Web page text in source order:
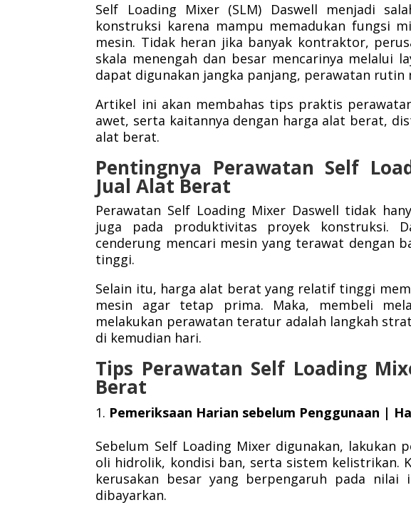
Self Loading Mixer (SLM) Daswell menjadi
konstruksi karena mampu memadukan fungsi
mesin. Tidak heran jika banyak kontraktor,
skala menengah dan besar mencarinya melalui
dapat digunakan jangka panjang, perawatan rutin
Artikel ini akan membahas tips praktis
awet, serta kaitannya dengan harga alat berat,
alat berat.
Pentingnya Perawatan Self
Jual Alat Berat
Perawatan Self Loading Mixer Daswell tidak
juga pada produktivitas proyek konstruksi.
cenderung mencari mesin yang terawat dengan
tinggi.
Selain itu, harga alat berat yang relatif tinggi
mesin agar tetap prima. Maka, membeli
melakukan perawatan teratur adalah langkah
di kemudian hari.
Tips Perawatan Self Loading
Berat
Pemeriksaan Harian sebelum Penggunaan |
Sebelum Self Loading Mixer digunakan, lakukan
oli hidrolik, kondisi ban, serta sistem kelistrikan.
kerusakan besar yang berpengaruh pada
dibayarkan.